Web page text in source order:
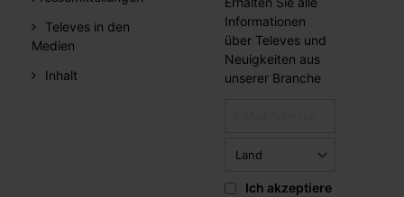
Televes in den
Medien
Inhalt
Informationen
über Televes und
Neuigkeiten aus
unserer Branche
Ich akzeptiere